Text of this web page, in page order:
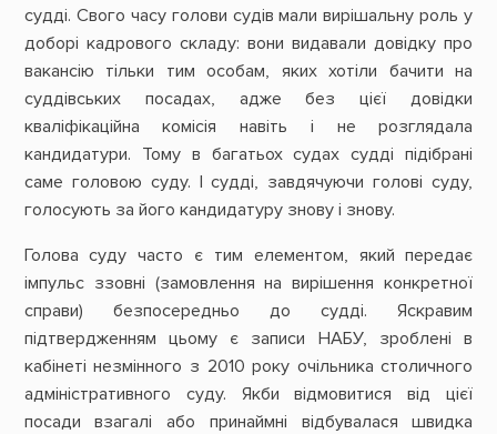
судді. Свого часу голови судів мали вирішальну роль у
доборі кадрового складу: вони видавали довідку про
вакансію тільки тим особам, яких хотіли бачити на
суддівських посадах, адже без цієї довідки
кваліфікаційна комісія навіть і не розглядала
кандидатури. Тому в багатьох судах судді підібрані
саме головою суду. І судді, завдячуючи голові суду,
голосують за його кандидатуру знову і знову.
Голова суду часто є тим елементом, який передає
імпульс ззовні (замовлення на вирішення конкретної
справи) безпосередньо до судді. Яскравим
підтвердженням цьому є записи НАБУ, зроблені в
кабінеті незмінного з 2010 року очільника столичного
адміністративного суду. Якби відмовитися від цієї
посади взагалі або принаймні відбувалася швидка